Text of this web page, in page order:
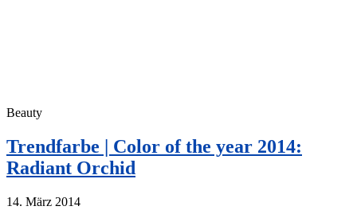
Beauty
Trendfarbe | Color of the year 2014:
Radiant Orchid
14. März 2014